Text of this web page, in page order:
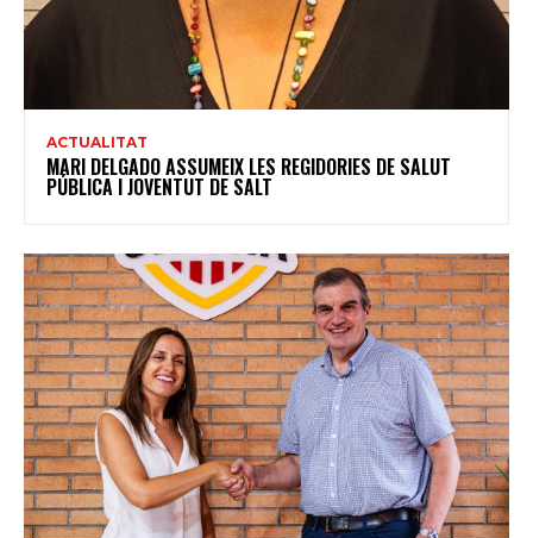
ACTUALITAT
MARI DELGADO ASSUMEIX LES REGIDORIES DE SALUT
PÚBLICA I JOVENTUT DE SALT